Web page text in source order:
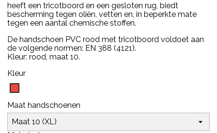
heeft een tricotboord en een gesloten rug, biedt
bescherming tegen oliën, vetten en, in beperkte mate
tegen een aantal chemische stoffen.
De handschoen PVC rood met tricotboord voldoet aan
de volgende normen: EN 388 (4121).
Kleur: rood, maat 10.
Kleur
Maat handschoenen